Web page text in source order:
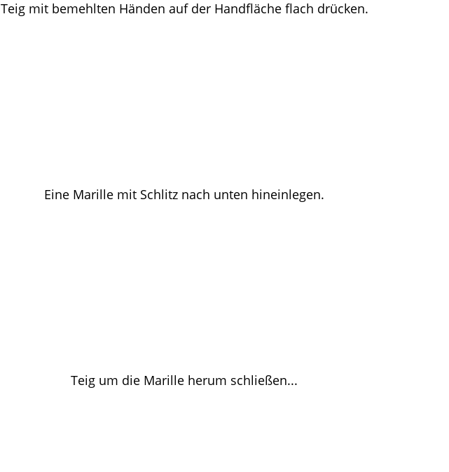
Teig mit bemehlten Händen auf der Handfläche flach drücken.
Eine Marille mit Schlitz nach unten hineinlegen.
Teig um die Marille herum schließen...